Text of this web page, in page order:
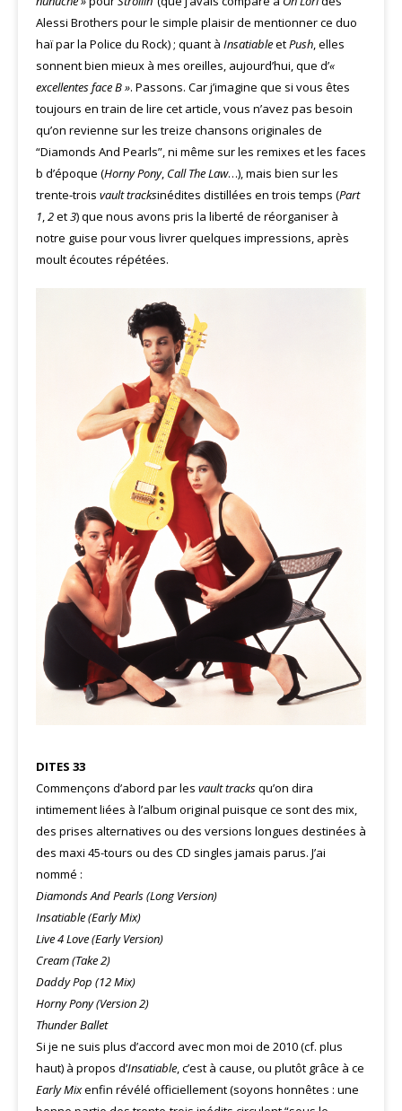
Alessi Brothers pour le simple plaisir de mentionner ce duo
haï par la Police du Rock) ; quant à InsatiableetPush , elles
sonnent bien mieux à mes oreilles, aujourd’hui, que d’«
excellentes face B ». Passons. Car j’imagine que si vous êtes
toujours en train de lire cet article, vous n’avez pas besoin
qu’on revienne sur les treize chansons originales de
“Diamonds And Pearls”, ni même sur les remixes et les faces
b d’époque (Horny Pony, Call The Law…), mais bien sur les
trente-trois vault tracksinédites distillées en trois temps (Part
1 2et3) que nous avons pris la liberté de réorganiser à
notre guise pour vous livrer quelques impressions, après
moult écoutes répétées.
DITES 33
Commençons d’abord par les vault tracksqu’on dira
intimement liées à l’album original puisque ce sont des mix,
des prises alternatives ou des versions longues destinées à
des maxi 45-tours ou des CD singles jamais parus. J’ai
nommé :
Diamonds And Pearls (Long Version)
Insatiable (Early Mix)
Live 4 Love (Early Version)
Cream (Take 2)
Daddy Pop (12 Mix)
Horny Pony (Version 2)
Thunder Ballet
Si je ne suis plus d’accord avec mon moi de 2010 (cf. plus
haut) à propos d’Insatiable, c’est à cause, ou plutôt grâce à ce
Early Mixenfin révélé officiellement (soyons honnêtes : une